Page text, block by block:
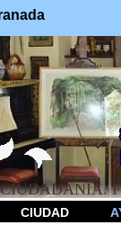
CIUDAD